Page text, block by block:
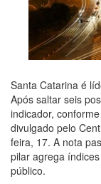
Santa Catarina é
Após saltar seis
indicador,
divulgado pelo
feira, 17. A nota
pilar agrega
público.